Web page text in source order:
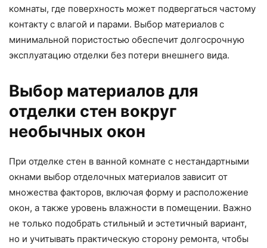
комнаты, где поверхность может подвергаться частому
контакту с влагой и парами. Выбор материалов с
минимальной пористостью обеспечит долгосрочную
эксплуатацию отделки без потери внешнего вида.
Выбор материалов для
отделки стен вокруг
необычных окон
При отделке стен в ванной комнате с нестандартными
окнами выбор отделочных материалов зависит от
множества факторов, включая форму и расположение
окон, а также уровень влажности в помещении. Важно
не только подобрать стильный и эстетичный вариант,
но и учитывать практическую сторону ремонта, чтобы